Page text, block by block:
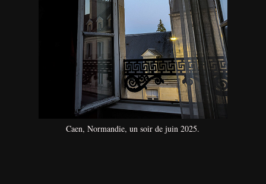
Caen, Normandie, un soir de juin 2025.